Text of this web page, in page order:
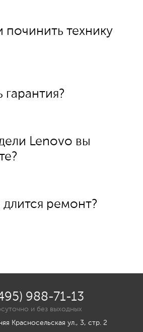
технику
гарантия?
Lenovo вы
длится ремонт?
988-71-13
и без выходных
Красносельская ул., 3, стр. 2